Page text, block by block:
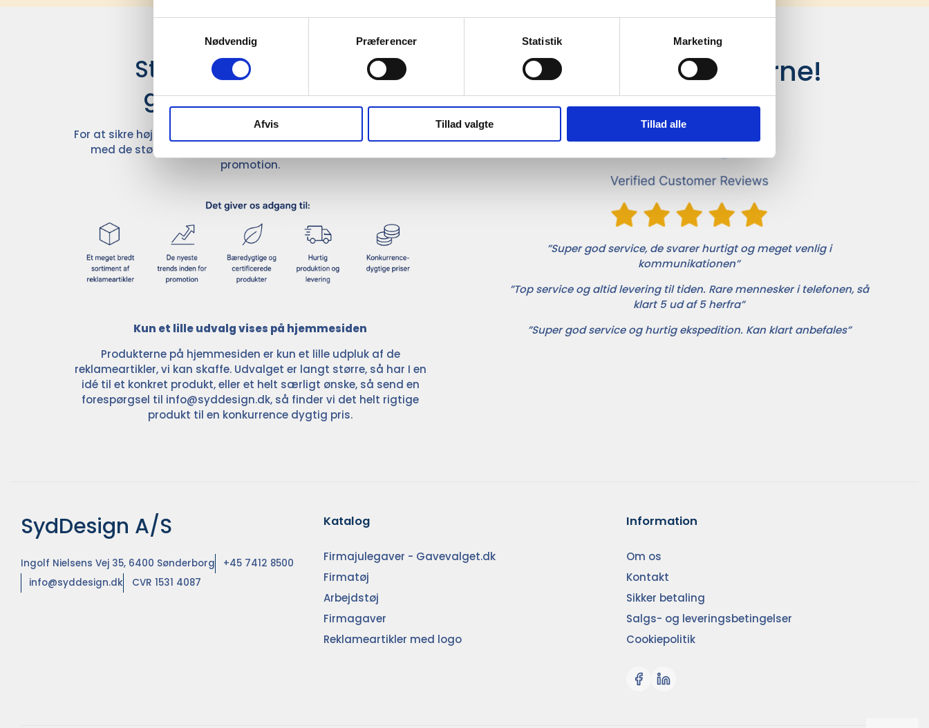
Nødvendig
Præferencer Statistik Marketing
Afvis Tillad valgte Tillad alle
Stærke leverandører
giver større udvalg
For at sikre høj kvalitet og stor leveringssikkerhed samarbejder vi
med de største og mest anerkendte leverandører inden for
promotion.
Kun et lille udvalg vises på hjemmesiden
Produkterne på hjemmesiden er kun et lille udpluk af de
reklameartikler, vi kan skaffe. Udvalget er langt større, så har I en
idé til et konkret produkt, eller et helt særligt ønske, så send en
forespørgsel til info@syddesign.dk, så finder vi det helt rigtige
produkt til en konkurrence dygtig pris.
Det siger kunderne!
”Super god service, de svarer hurtigt og meget venlig i
kommunikationen”
”Top service og altid levering til tiden. Rare mennesker i telefonen, så
klart 5 ud af 5 herfra”
”Super god service og hurtig ekspedition. Kan klart anbefales”
SydDesign A/S
Ingolf Nielsens Vej 35, 6400 Sønderborg
+45 7412 8500
info@syddesign.dk
CVR 1531 4087
Katalog
Firmajulegaver - Gavevalget.dk
Firmatøj
Arbejdstøj
Firmagaver
Reklameartikler med logo
Information
Om os
Kontakt
Sikker betaling
Salgs- og leveringsbetingelser
Cookiepolitik